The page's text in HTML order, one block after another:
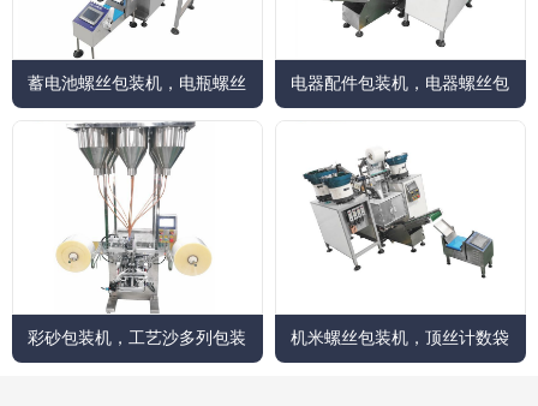
蓄电池螺丝包装机，电瓶螺丝
包装机，...
电器配件包装机，电器螺丝包
彩砂包装机，工艺沙多列包装 机米螺丝包装机，顶丝计数袋